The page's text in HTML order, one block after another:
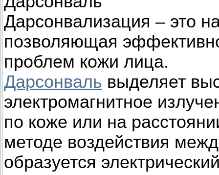
Дарсонвализация – это
позволяющая
проблем кожи лица.
Дарсонваль выделяет
электромагнитное
по коже или на
методе воздействия
образуется